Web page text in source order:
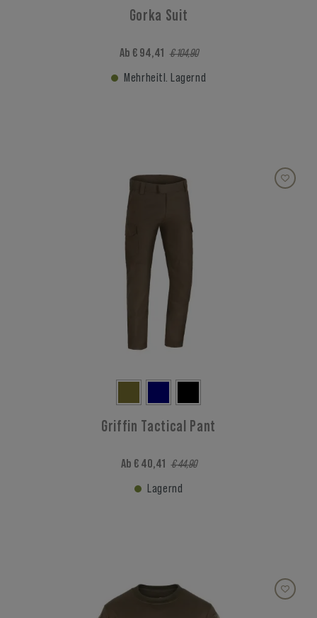
Gorka Suit
Ab € 94,41 € 104,90
Mehrheitl. Lagernd
Griffin Tactical Pant
Ab € 40,41 € 44,90
Lagernd